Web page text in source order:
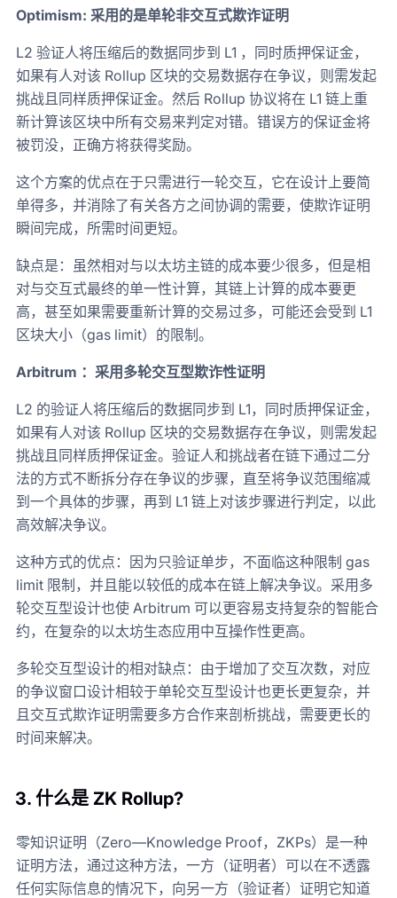
Optimism: 采用的是单轮非交互式欺诈证明
L2 验证人将压缩后的数据同步到 L1 ，同时质押保证金，
如果有人对该 Rollup 区块的交易数据存在争议，则需发起
挑战且同样质押保证金。然后 Rollup 协议将在 L1 链上重
新计算该区块中所有交易来判定对错。错误方的保证金将
被罚没，正确方将获得奖励。
这个方案的优点在于只需进行一轮交互，它在设计上要简
单得多，并消除了有关各方之间协调的需要，使欺诈证明
瞬间完成，所需时间更短。
缺点是：虽然相对与以太坊主链的成本要少很多，但是相
对与交互式最终的单一性计算，其链上计算的成本要更
高，甚至如果需要重新计算的交易过多，可能还会受到 L1
区块大小（gas limit）的限制。
Arbitrum ：采用多轮交互型欺诈性证明
L2 的验证人将压缩后的数据同步到 L1，同时质押保证金，
如果有人对该 Rollup 区块的交易数据存在争议，则需发起
挑战且同样质押保证金。验证人和挑战者在链下通过二分
法的方式不断拆分存在争议的步骤，直至将争议范围缩减
到一个具体的步骤，再到 L1 链上对该步骤进行判定，以此
高效解决争议。
这种方式的优点：因为只验证单步，不面临这种限制 gas
limit 限制，并且能以较低的成本在链上解决争议。采用多
轮交互型设计也使 Arbitrum 可以更容易支持复杂的智能合
约，在复杂的以太坊生态应用中互操作性更高。
多轮交互型设计的相对缺点：由于增加了交互次数，对应
的争议窗口设计相较于单轮交互型设计也更长更复杂，并
且交互式欺诈证明需要多方合作来剖析挑战，需要更长的
时间来解决。
3. 什么是 ZK Rollup?
零知识证明（Zero—Knowledge Proof，ZKPs）是一种
证明方法，通过这种方法，一方（证明者）可以在不透露
任何实际信息的情况下，向另一方（验证者）证明它知道